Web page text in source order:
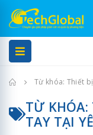
Trang chủTừ khóa: Thiết
TỪ KHÓA:
TAY TẠI